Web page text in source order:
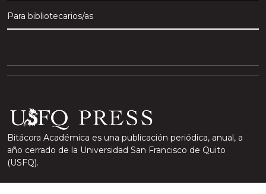
Para bibliotecarios/as
Bitácora Académica es una publicación periódica, anual, a
año cerrado de la Universidad San Francisco de Quito
(USFQ).